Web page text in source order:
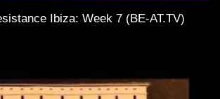
Ibiza: Week 7 (BE-AT.TV)